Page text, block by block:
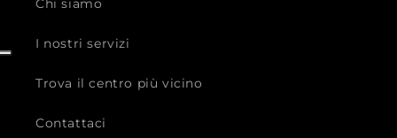
Chi siamo
I nostri servizi
Trova il centro più vicino
Contattaci